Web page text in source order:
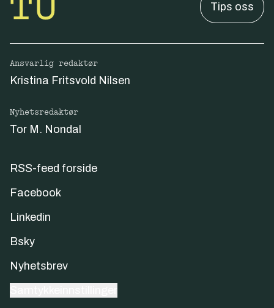
Tips oss
Ansvarlig redaktør
Kristina Fritsvold Nilsen
Nyhetsredaktør
Tor M. Nondal
RSS-feed forside
Facebook
Linkedin
Bsky
Nyhetsbrev